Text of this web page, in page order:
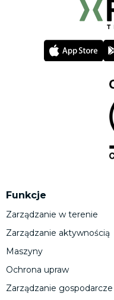
Funkcje
Zarządzanie w terenie
Zarządzanie aktywnością
Maszyny
Ochrona upraw
Zarządzanie gospodarcze